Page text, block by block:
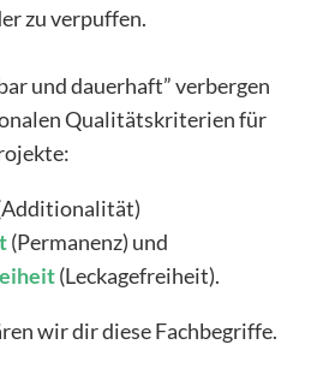
zu verpuffen.
und dauerhaft” verbergen
Qualitätskriterien für
(Permanenz) und
(Leckagefreiheit).
wir dir diese Fachbegriffe.